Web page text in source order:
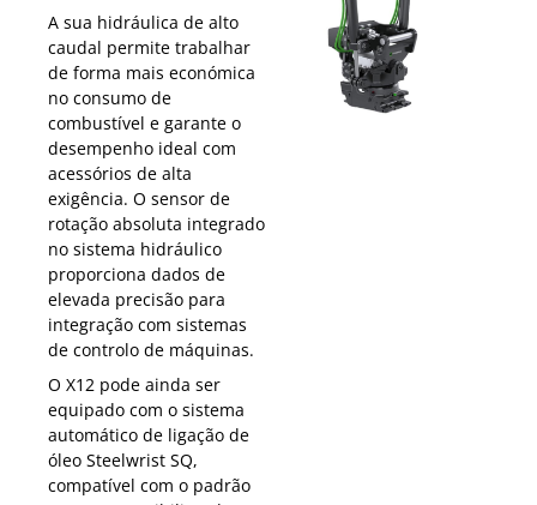
A sua hidráulica de alto
caudal permite trabalhar
de forma mais económica
no consumo de
combustível e garante o
desempenho ideal com
acessórios de alta
exigência. O sensor de
rotação absoluta integrado
no sistema hidráulico
proporciona dados de
elevada precisão para
integração com sistemas
de controlo de máquinas.
O X12 pode ainda ser
equipado com o sistema
automático de ligação de
óleo Steelwrist SQ,
compatível com o padrão